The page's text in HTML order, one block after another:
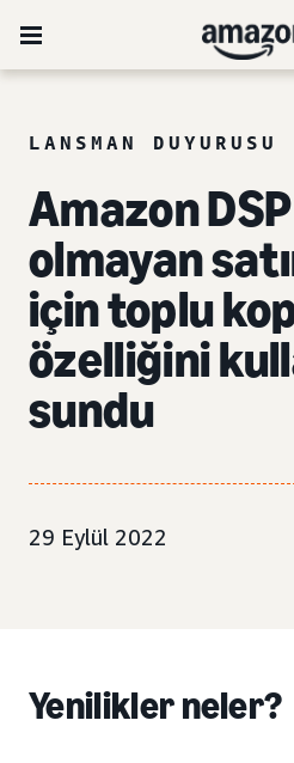
LANSMAN DUYURUSU
Amazon
olmayan
için toplu
özelliğini
sundu
29 Eylül 2022
Yenilikler neler?